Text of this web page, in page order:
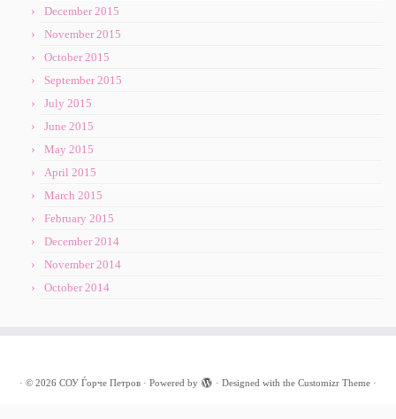
December 2015
November 2015
October 2015
September 2015
July 2015
June 2015
May 2015
April 2015
March 2015
February 2015
December 2014
November 2014
October 2014
· © 2026 СОУ Ѓорче Петров · Powered by · Designed with the Customizr Theme ·